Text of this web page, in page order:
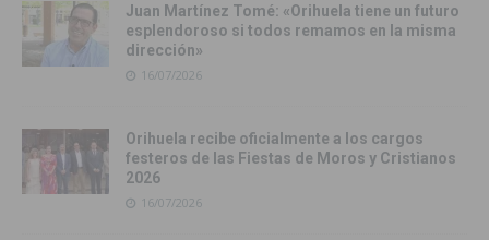
Juan Martínez Tomé: «Orihuela tiene un futuro
esplendoroso si todos remamos en la misma
dirección»
16/07/2026
Orihuela recibe oficialmente a los cargos
festeros de las Fiestas de Moros y Cristianos
2026
16/07/2026